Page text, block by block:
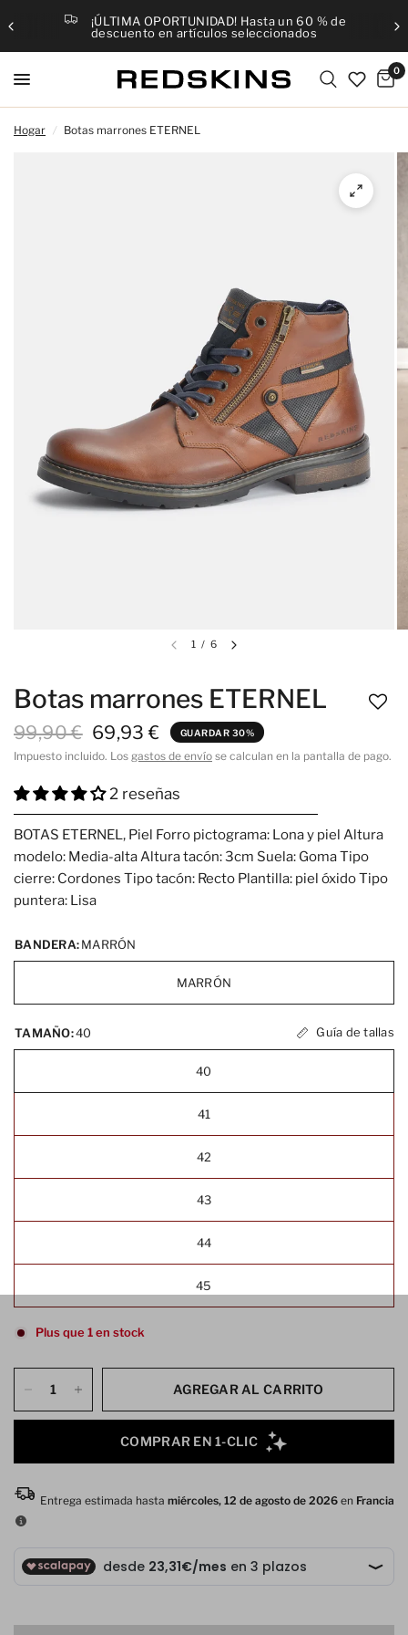
¡ÚLTIMA OPORTUNIDAD! Hasta un 60 % de
descuento en artículos seleccionados
0
Hogar / Botas marrones ETERNEL
1 / 6
Botas marrones ETERNEL
99,90 € 69,93 € GUARDAR 30%
Impuesto incluido. Los gastos de envío se calculan en la pantalla de pago.
2 reseñas
BOTAS ETERNEL, Piel Forro pictograma: Lona y piel Altura
modelo: Media-alta Altura tacón: 3cm Suela: Goma Tipo
cierre: Cordones Tipo tacón: Recto Plantilla: piel óxido Tipo
puntera: Lisa
BANDERA:MARRÓN
MARRÓN
TAMAÑO:40 Guía de tallas
40
41
42
43
44
45
Plus que 1 en stock
AGREGAR AL CARRITO